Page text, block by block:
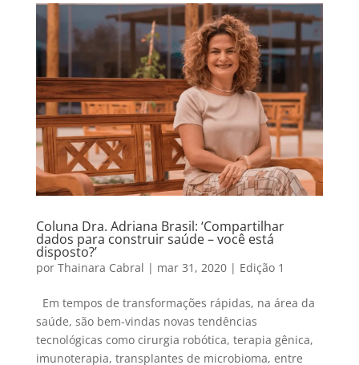
Coluna Dra. Adriana Brasil: ‘Compartilhar
dados para construir saúde – você está
disposto?’
por Thainara Cabral | mar 31, 2020| Edição 1
Em tempos de transformações rápidas, na área da
saúde, são bem-vindas novas tendências
tecnológicas como cirurgia robótica, terapia gênica,
imunoterapia, transplantes de microbioma, entre